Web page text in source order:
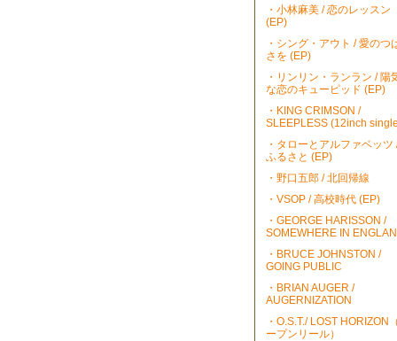
・小林麻美 / 恋のレッスン
(EP)
・シング・アウト / 愛のつ
さを (EP)
・リンリン・ランラン / 陽
な恋のキューピッド (EP)
・KING CRIMSON /
SLEEPLESS (12inch
・タローとアルファベッツ
ふるさと (EP)
・野口五郎 / 北回帰線
・VSOP / 高校時代 (EP)
・GEORGE HARISSON /
SOMEWHERE IN
・BRUCE JOHNSTON /
GOING PUBLIC
・BRIAN AUGER /
AUGERNIZATION
・O.S.T./ LOST HORIZON
ープンリール）